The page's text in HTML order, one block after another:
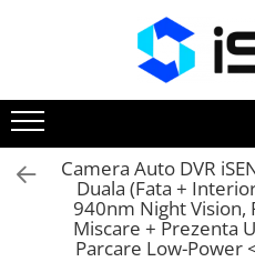
Trotinete electrice
Piese si accesorii
Camera Auto DVR
Duala (Fata +
940nm Night Vision,
Miscare + Prezenta
Parcare Low-Power